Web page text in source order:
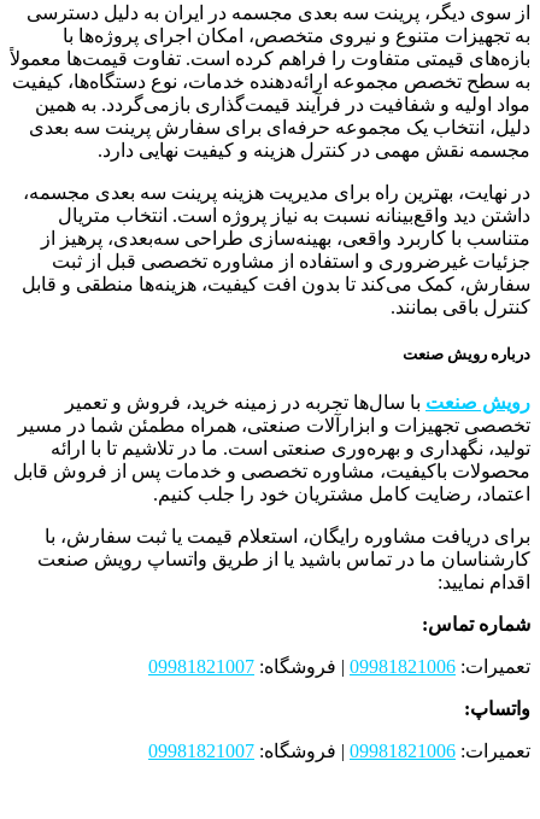
از سوی دیگر، پرینت سه بعدی مجسمه در ایران به دلیل دسترسی
به تجهیزات متنوع و نیروی متخصص، امکان اجرای پروژه‌ها با
بازه‌های قیمتی متفاوت را فراهم کرده است. تفاوت قیمت‌ها معمولاً
به سطح تخصص مجموعه ارائه‌دهنده خدمات، نوع دستگاه‌ها، کیفیت
مواد اولیه و شفافیت در فرآیند قیمت‌گذاری بازمی‌گردد. به همین
دلیل، انتخاب یک مجموعه حرفه‌ای برای سفارش پرینت سه بعدی
مجسمه نقش مهمی در کنترل هزینه و کیفیت نهایی دارد.
در نهایت، بهترین راه برای مدیریت هزینه پرینت سه بعدی مجسمه،
داشتن دید واقع‌بینانه نسبت به نیاز پروژه است. انتخاب متریال
متناسب با کاربرد واقعی، بهینه‌سازی طراحی سه‌بعدی، پرهیز از
جزئیات غیرضروری و استفاده از مشاوره تخصصی قبل از ثبت
سفارش، کمک می‌کند تا بدون افت کیفیت، هزینه‌ها منطقی و قابل
کنترل باقی بمانند.
درباره رویش صنعت
رویش صنعت با سال‌ها تجربه در زمینه خرید، فروش و تعمیر
تخصصی تجهیزات و ابزارآلات صنعتی، همراه مطمئن شما در مسیر
تولید، نگهداری و بهره‌وری صنعتی است. ما در تلاشیم تا با ارائه
محصولات باکیفیت، مشاوره تخصصی و خدمات پس از فروش قابل
اعتماد، رضایت کامل مشتریان خود را جلب کنیم.
برای دریافت مشاوره رایگان، استعلام قیمت یا ثبت سفارش، با
کارشناسان ما در تماس باشید یا از طریق واتساپ رویش صنعت
اقدام نمایید:
شماره تماس:
تعمیرات: 09981821006 | فروشگاه: 09981821007
واتساپ:
تعمیرات: 09981821006 | فروشگاه: 09981821007